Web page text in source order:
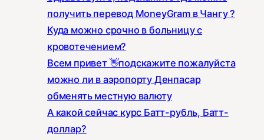
получить перевод MoneyGram в Чангу ?
Куда можно срочно в больницу с
кровотечением?
Всем привет 👋подскажите пожалуйста
можно ли в аэропорту Денпасар
обменять местную валюту
А какой сейчас курс Батт-рубль, Батт-
доллар?